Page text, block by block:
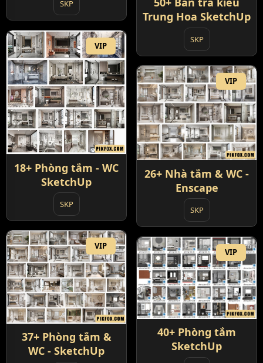
SKP
Trung Hoa SketchUp
SKP
VIP
18+ Phòng tắm - WC
SketchUp
SKP
VIP
26+ Nhà tắm & WC -
Enscape
SKP
VIP
37+ Phòng tắm &
WC - SketchUp
VIP
40+ Phòng tắm
SketchUp